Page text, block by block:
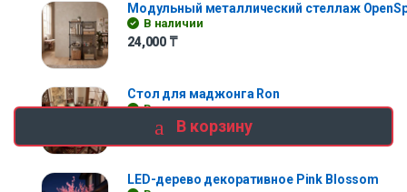
В корзину
Модульный металлический стеллаж
В наличии
24,000 ₸
Стол для маджонга Ron
В наличии
300,000 ₸
LED-дерево декоративное Pink Blossom